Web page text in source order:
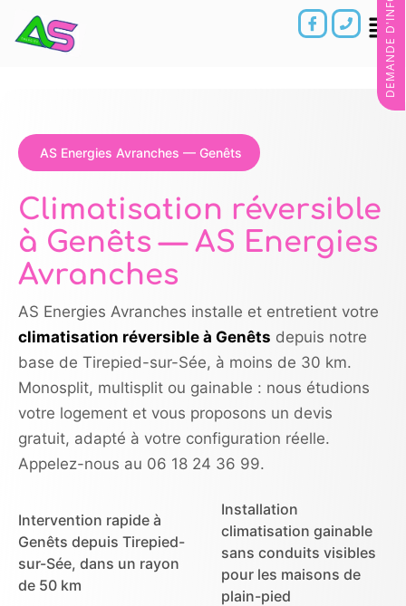
AS Energies Avranches — Genêts
Climatisation réversible
à Genêts — AS Energies
Avranches
AS Energies Avranches installe et entretient votre
climatisation réversible à Genêts depuis notre
base de Tirepied-sur-Sée, à moins de 30 km.
Monosplit, multisplit ou gainable : nous étudions
votre logement et vous proposons un devis
gratuit, adapté à votre configuration réelle.
Appelez-nous au 06 18 24 36 99.
Intervention rapide à
Genêts depuis Tirepied-
sur-Sée, dans un rayon
de 50 km
Installation
climatisation gainable
sans conduits visibles
pour les maisons de
plain-pied